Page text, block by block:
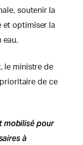
soutenir la
et optimiser la
eau.
le ministre de
prioritaire de ce
mobilisé pour
à